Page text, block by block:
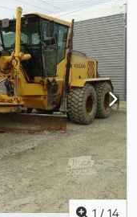
6000 munkaóra
26500 kg 6 hengeres
kabin Rádió
állapota kiváló
1 / 14